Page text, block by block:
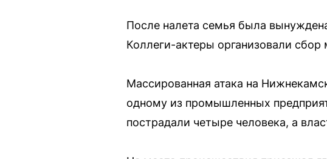
После налета семья была
Коллеги-актеры организовали
Массированная атака на
одному из промышленных
пострадали четыре человека, а